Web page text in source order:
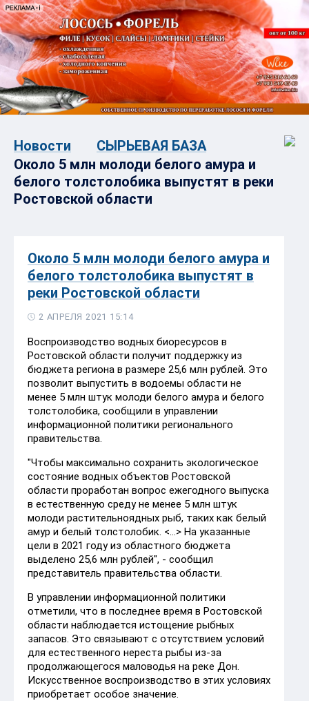
Новости
СЫРЬЕВАЯ БАЗА
Около 5 млн молоди белого амура и
белого толстолобика выпустят в реки
Ростовской области
Около 5 млн молоди белого амура и
белого толстолобика выпустят в
реки Ростовской области
2 АПРЕЛЯ 2021 15:14
Воспроизводство водных биоресурсов в
Ростовской области получит поддержку из
бюджета региона в размере 25,6 млн рублей. Это
позволит выпустить в водоемы области не
менее 5 млн штук молоди белого амура и белого
толстолобика, сообщили в управлении
информационной политики регионального
правительства.
"Чтобы максимально сохранить экологическое
состояние водных объектов Ростовской
области проработан вопрос ежегодного выпуска
в естественную среду не менее 5 млн штук
молоди растительноядных рыб, таких как белый
амур и белый толстолобик. <…> На указанные
цели в 2021 году из областного бюджета
выделено 25,6 млн рублей", - сообщил
представитель правительства области.
В управлении информационной политики
отметили, что в последнее время в Ростовской
области наблюдается истощение рыбных
запасов. Это связывают с отсутствием условий
для естественного нереста рыбы из-за
продолжающегося маловодья на реке Дон.
Искусственное воспроизводство в этих условиях
приобретает особое значение.